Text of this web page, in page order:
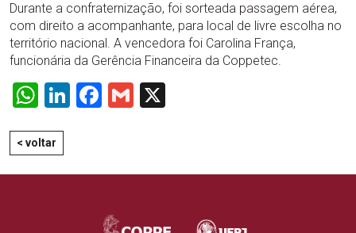
Durante a confraternização, foi sorteada passagem aérea,
com direito a acompanhante, para local de livre escolha no
território nacional. A vencedora foi Carolina França,
funcionária da Gerência Financeira da Coppetec.
WhatsApp
LinkedIn
Facebook
Gmail
< voltar